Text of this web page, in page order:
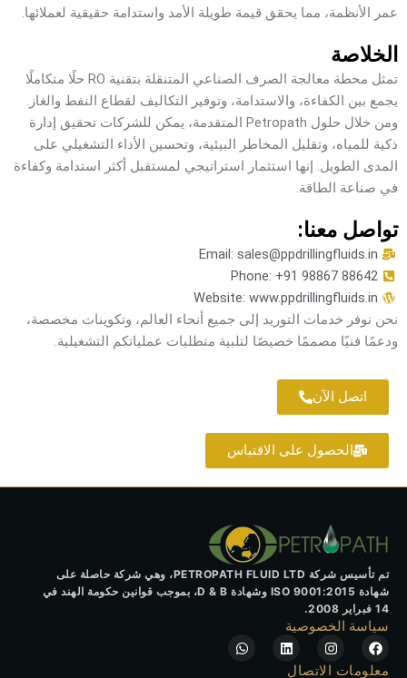
عمر الأنظمة، مما يحقق قيمة طويلة الأمد واستدامة حقيقية لعملائها.
الخلاصة
تمثل محطة معالجة الصرف الصناعي المتنقلة بتقنية RO حلًا متكاملًا
يجمع بين الكفاءة، والاستدامة، وتوفير التكاليف لقطاع النفط والغاز.
ومن خلال حلول Petropath المتقدمة، يمكن للشركات تحقيق إدارة
ذكية للمياه، وتقليل المخاطر البيئية، وتحسين الأداء التشغيلي على
المدى الطويل. إنها استثمار استراتيجي لمستقبل أكثر استدامة وكفاءة
في صناعة الطاقة.
تواصل معنا:
Email: sales@ppdrillingfluids.in
Phone: +91 98867 88642
Website: www.ppdrillingfluids.in
نحن نوفر خدمات التوريد إلى جميع أنحاء العالم، وتكوينات مخصصة،
ودعمًا فنيًا مصممًا خصيصًا لتلبية متطلبات عملياتكم التشغيلية.
اتصل الآن
الحصول على الاقتباس
تم تأسيس شركة PETROPATH FLUID LTD، وهي شركة حاصلة على
شهادة ISO 9001:2015 وشهادة D & B، بموجب قوانين حكومة الهند في
14 فبراير 2008.
سياسة الخصوصية
F
a
c
I
n
s
L
i
W
h
معلومات الاتصال